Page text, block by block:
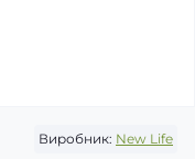
Виробник: New Life